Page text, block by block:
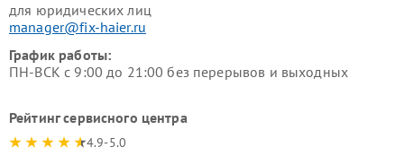
для юридических лиц
manager@fix-haier.ru
График работы:
ПН-ВСК с 9:00 до 21:00 без перерывов и выходных
Рейтинг сервисного центра
4.9-5.0